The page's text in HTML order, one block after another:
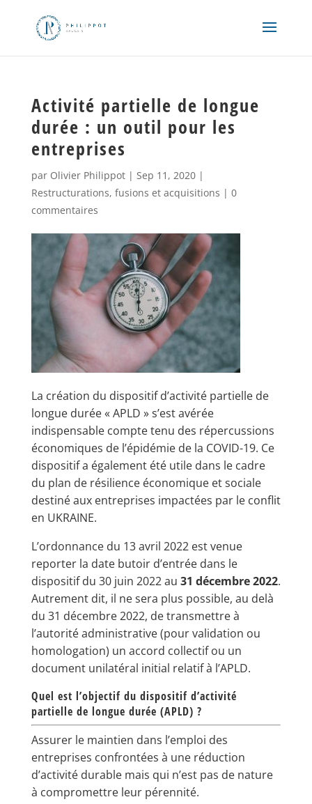
Activité partielle de longue
durée : un outil pour les
entreprises
par Olivier Philippot| Sep 11, 2020|
Restructurations, fusions et acquisitions | 0
commentaires
La création du dispositif d’activité partielle de
longue durée « APLD » s’est avérée
indispensable compte tenu des répercussions
économiques de l’épidémie de la COVID-19. Ce
dispositif a également été utile dans le cadre
du plan de résilience économique et sociale
destiné aux entreprises impactées par le conflit
en UKRAINE.
L’ordonnance du 13 avril 2022 est venue
reporter la date butoir d’entrée dans le
dispositif du 30 juin 2022 au 31 décembre 2022.
Autrement dit, il ne sera plus possible, au delà
du 31 décembre 2022, de transmettre à
l’autorité administrative (pour validation ou
homologation) un accord collectif ou un
document unilatéral initial relatif à l’APLD.
Quel est l’objectif du dispositif d’activité
partielle de longue durée (APLD) ?
Assurer le maintien dans l’emploi des
entreprises confrontées à une réduction
d’activité durable mais qui n’est pas de nature
à compromettre leur pérennité.